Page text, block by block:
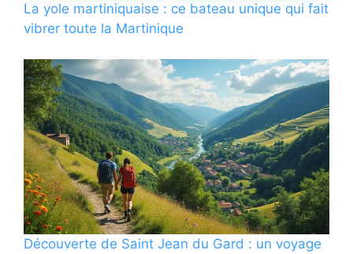
La yole martiniquaise : ce bateau unique qui fait
vibrer toute la Martinique
Découverte de Saint Jean du Gard : un voyage